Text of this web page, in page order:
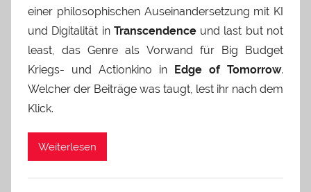
einer philosophischen Auseinandersetzung mit KI
und Digitalität in Transcendenceund last but not
least, das Genre als Vorwand für Big Budget
Kriegs- und Actionkino in Edge of Tomorrow.
Welcher der Beiträge was taugt, lest ihr nach dem
Klick.
Weiterlesen